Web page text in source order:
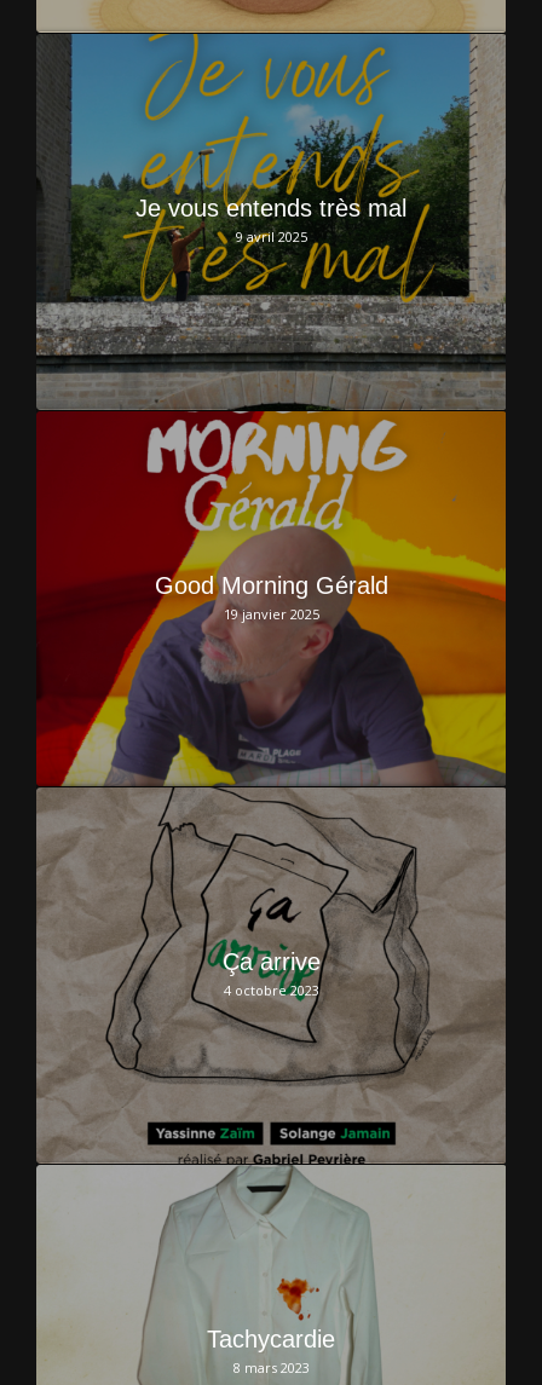
Je vous entends très mal
9 avril 2025
Good Morning Gérald
19 janvier 2025
Ça arrive
4 octobre 2023
Tachycardie
8 mars 2023